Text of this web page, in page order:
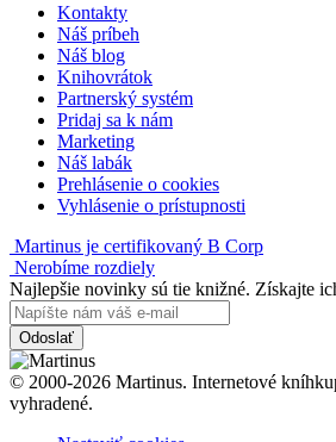
Kontakty
Náš príbeh
Náš blog
Knihovrátok
Partnerský systém
Pridaj sa k nám
Marketing
Náš labák
Prehlásenie o cookies
Vyhlásenie o prístupnosti
Martinus je certifikovaný B Corp
Nerobíme rozdiely
Najlepšie novinky sú tie knižné. Získajte
Odoslať
© 2000-2026 Martinus. Internetové
vyhradené.